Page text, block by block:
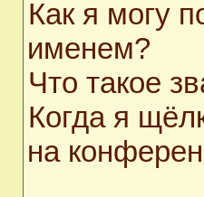
Как я могу
именем?
Что такое
Когда я
на